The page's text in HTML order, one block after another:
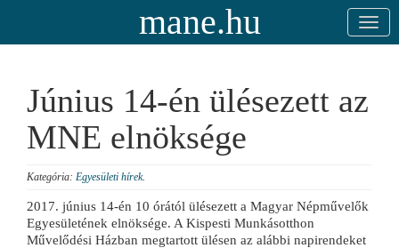
mane.hu
Június 14-én ülésezett az
MNE elnöksége
Kategória: Egyesületi hírek.
2017. június 14-én 10 órától ülésezett a Magyar Népművelők
Egyesületének elnöksége. A Kispesti Munkásotthon
Művelődési Házban megtartott ülésen az alábbi napirendeket